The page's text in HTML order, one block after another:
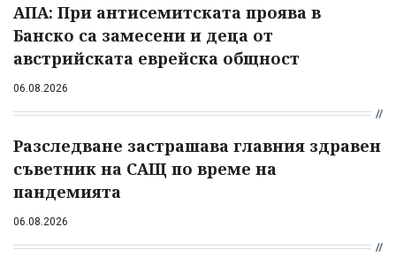
АПА: При антисемитската проява в
Банско са замесени и деца от
австрийската еврейска общност
06.08.2026
Разследване застрашава главния здравен
съветник на САЩ по време на
пандемията
06.08.2026